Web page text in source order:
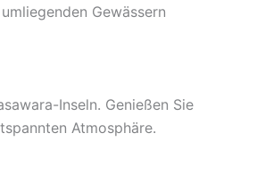
Gewässern
Inseln. Genießen Sie
Atmosphäre.